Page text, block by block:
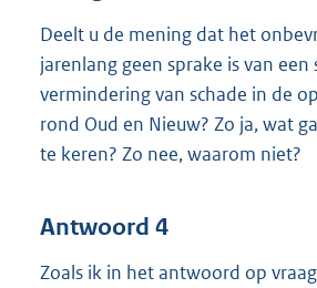
Deelt u de mening dat het
jarenlang geen sprake is van een
vermindering van schade in de
rond Oud en Nieuw? Zo ja, wat
te keren? Zo nee, waarom niet?
Antwoord 4
Zoals ik in het antwoord op